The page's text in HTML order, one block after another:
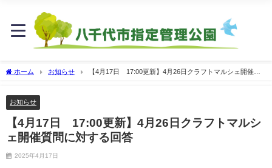
ホーム お知らせ
【4月17日 17:00更新】4月26日クラフトマルシェ開催質
お知らせ
【4月17日 17:00更新】4月26日クラフトマルシ
ェ開催質問に対する回答
2025年4月17日